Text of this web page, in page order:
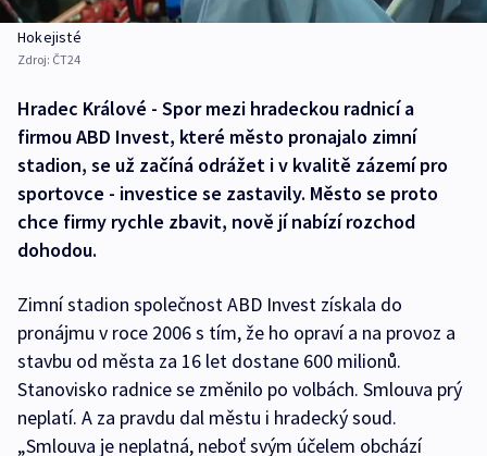
Hokejisté
Zdroj: ČT24
Hradec Králové - Spor mezi hradeckou radnicí a
firmou ABD Invest, které město pronajalo zimní
stadion, se už začíná odrážet i v kvalitě zázemí pro
sportovce - investice se zastavily. Město se proto
chce firmy rychle zbavit, nově jí nabízí rozchod
dohodou.
Zimní stadion společnost ABD Invest získala do
pronájmu v roce 2006 s tím, že ho opraví a na provoz a
stavbu od města za 16 let dostane 600 milionů.
Stanovisko radnice se změnilo po volbách. Smlouva prý
neplatí. A za pravdu dal městu i hradecký soud.
„Smlouva je neplatná, neboť svým účelem obchází